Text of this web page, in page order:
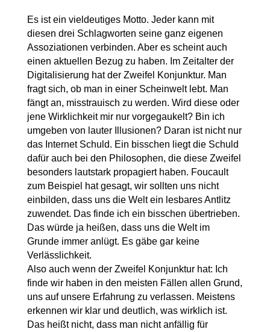
Es ist ein vieldeutiges Motto. Jeder kann mit
diesen drei Schlagworten seine ganz eigenen
Assoziationen verbinden. Aber es scheint auch
einen aktuellen Bezug zu haben. Im Zeitalter der
Digitalisierung hat der Zweifel Konjunktur. Man
fragt sich, ob man in einer Scheinwelt lebt. Man
fängt an, misstrauisch zu werden. Wird diese oder
jene Wirklichkeit mir nur vorgegaukelt? Bin ich
umgeben von lauter Illusionen? Daran ist nicht nur
das Internet Schuld. Ein bisschen liegt die Schuld
dafür auch bei den Philosophen, die diese Zweifel
besonders lautstark propagiert haben. Foucault
zum Beispiel hat gesagt, wir sollten uns nicht
einbilden, dass uns die Welt ein lesbares Antlitz
zuwendet. Das finde ich ein bisschen übertrieben.
Das würde ja heißen, dass uns die Welt im
Grunde immer anlügt. Es gäbe gar keine
Verlässlichkeit.
Also auch wenn der Zweifel Konjunktur hat: Ich
finde wir haben in den meisten Fällen allen Grund,
uns auf unsere Erfahrung zu verlassen. Meistens
erkennen wir klar und deutlich, was wirklich ist.
Das heißt nicht, dass man nicht anfällig für